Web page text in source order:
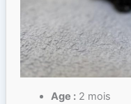
Age :2 mois